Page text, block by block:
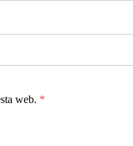
web. *